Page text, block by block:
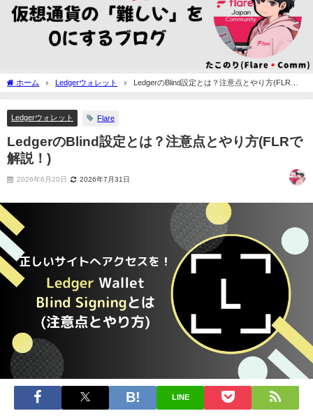
ホーム Ledgerウォレット
LedgerのBlind設定とは？注意点とやり方(FLRで
解説！)
Ledgerウォレット Flare
LedgerのBlind設定とは？注意点とやり方(FLRで
解説！)
2026年6月20日 2026年7月31日
LINE